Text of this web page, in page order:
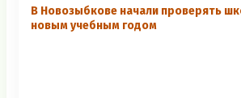
В Новозыбкове начали проверять
новым учебным годом